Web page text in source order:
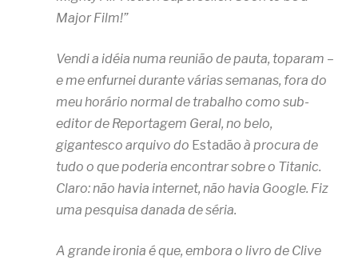
Major Film!”
Vendi a idéia numa reunião de pauta, toparam –
e me enfurnei durante várias semanas, fora do
meu horário normal de trabalho como sub-
editor de Reportagem Geral, no belo,
gigantesco arquivo do Estadão à procura de
tudo o que poderia encontrar sobre o Titanic.
Claro: não havia internet, não havia Google. Fiz
uma pesquisa danada de séria.
A grande ironia é que, embora o livro de Clive